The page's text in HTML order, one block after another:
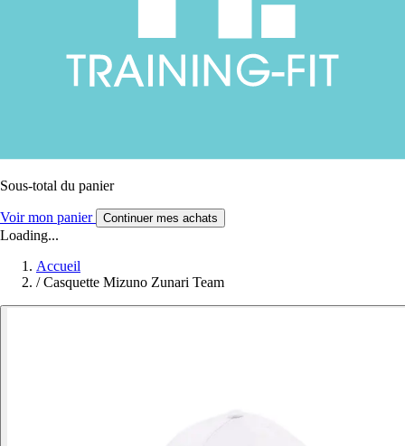
Sous-total du panier
Voir mon panier Continuer mes achats
Loading...
Accueil
/ Casquette Mizuno Zunari Team